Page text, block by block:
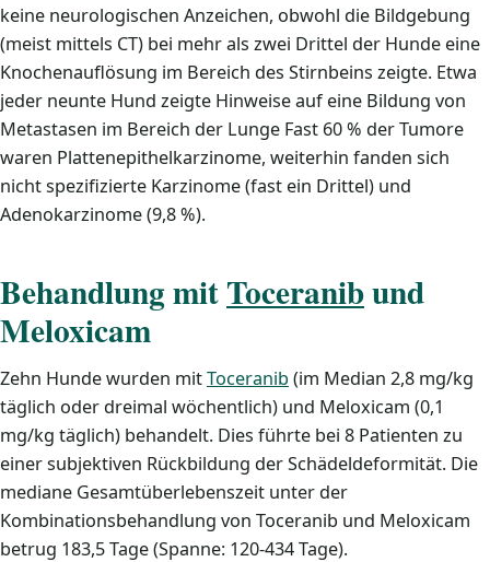
keine neurologischen Anzeichen, obwohl die Bildgebung
(meist mittels CT) bei mehr als zwei Drittel der Hunde eine
Knochenauflösung im Bereich des Stirnbeins zeigte. Etwa
jeder neunte Hund zeigte Hinweise auf eine Bildung von
Metastasen im Bereich der Lunge Fast 60 % der Tumore
waren Plattenepithelkarzinome, weiterhin fanden sich
nicht spezifizierte Karzinome (fast ein Drittel) und
Adenokarzinome (9,8 %).
Behandlung mitToceranibund
Meloxicam
Zehn Hunde wurden mitToceranib (im Median 2,8 mg/kg
täglich oder dreimal wöchentlich) und Meloxicam (0,1
mg/kg täglich) behandelt. Dies führte bei 8 Patienten zu
einer subjektiven Rückbildung der Schädeldeformität. Die
mediane Gesamtüberlebenszeit unter der
Kombinationsbehandlung von Toceranib und Meloxicam
betrug 183,5 Tage (Spanne: 120-434 Tage).